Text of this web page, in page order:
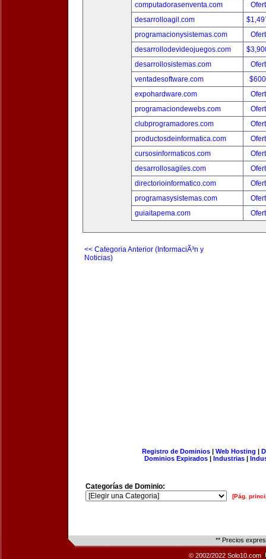
computadorasenventa.com
desarrolloagil.com
programacionysistemas.com
desarrollodevideojuegos.com
desarrollosistemas.com
ventadesoftware.com
expohardware.com
programaciondewebs.com
clubprogramadores.com
productosdeinformatica.com
cursosinformaticos.com
desarrollosagiles.com
directorioinformatico.com
programasysistemas.com
guiaitapema.com
<< Categoria Anterior (InformaciÃ³n y
Noticias)
Registro de Dominios| Web Hosting |
Dominios Expirados | Industrias |
Categorías de Dominio:
[Pág.
** Precios
© 2002/2022 Solo10.com